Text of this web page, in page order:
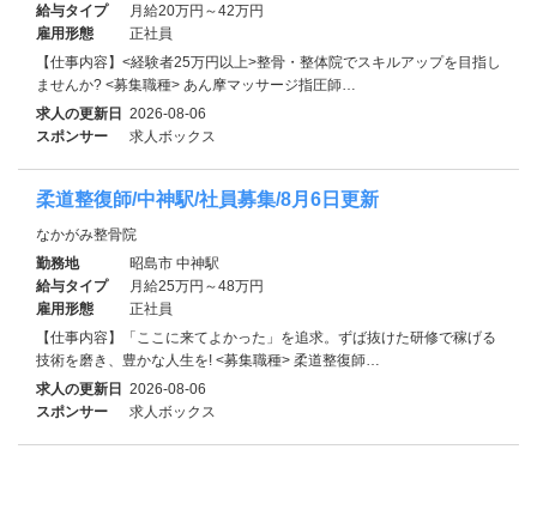
給与タイプ
月給20万円～42万円
雇用形態
正社員
【仕事内容】<経験者25万円以上>整骨・整体院でスキルアップを目指し
ませんか? <募集職種> あん摩マッサージ指圧師…
求人の更新日 2026-08-06
スポンサー
求人ボックス
柔道整復師/中神駅/社員募集/8月6日更新
なかがみ整骨院
勤務地
昭島市 中神駅
給与タイプ
月給25万円～48万円
雇用形態
正社員
【仕事内容】「ここに来てよかった」を追求。ずば抜けた研修で稼げる
技術を磨き、豊かな人生を! <募集職種> 柔道整復師…
求人の更新日 2026-08-06
スポンサー
求人ボックス